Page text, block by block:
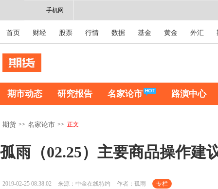
手机网
首页 财经 股票 行情 数据 基金 黄金 外汇
期市动态 研究报告 名家论市 路演中心
期货 >> 名家论市 >> 正文
孤雨（02.25）主要商品操作建
2019-02-25 08:38:02 来源：中金在线特约 作者：孤雨 专栏